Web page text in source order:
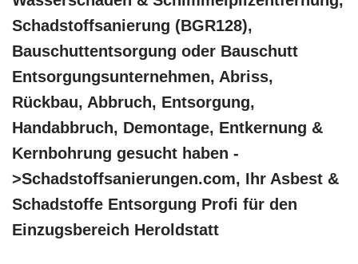
Schadstoffsanierung (BGR128),
Bauschuttentsorgung oder Bauschutt
Entsorgungsunternehmen, Abriss,
Rückbau, Abbruch, Entsorgung,
Handabbruch, Demontage, Entkernung &
Kernbohrung gesucht haben -
>Schadstoffsanierungen.com, Ihr Asbest &
Schadstoffe Entsorgung Profi für den
Einzugsbereich Heroldstatt